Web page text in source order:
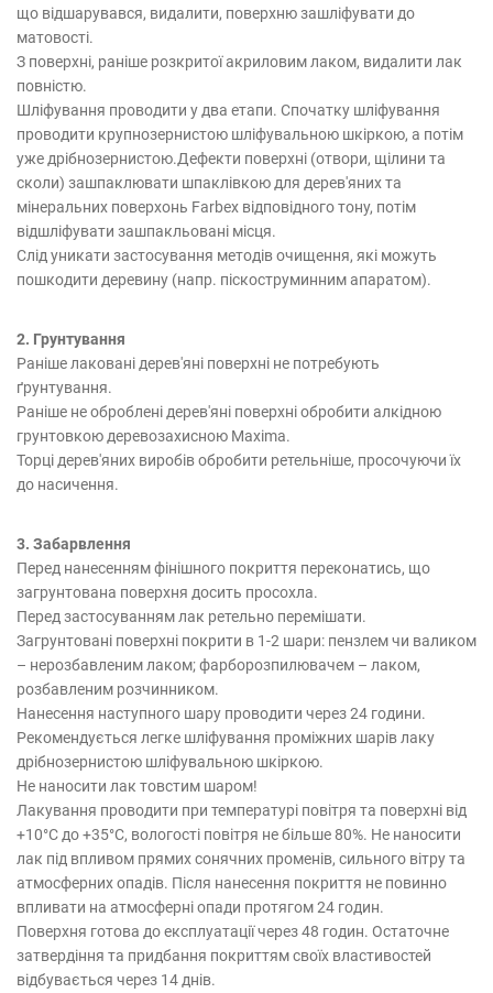
що відшарувався, видалити, поверхню зашліфувати до
матовості.
З поверхні, раніше розкритої акриловим лаком, видалити лак
повністю.
Шліфування проводити у два етапи. Спочатку шліфування
проводити крупнозернистою шліфувальною шкіркою, а потім
уже дрібнозернистою.Дефекти поверхні (отвори, щілини та
сколи) зашпаклювати шпаклівкою для дерев'яних та
мінеральних поверхонь Farbex відповідного тону, потім
відшліфувати зашпакльовані місця.
Слід уникати застосування методів очищення, які можуть
пошкодити деревину (напр. піскоструминним апаратом).
2. Грунтування
Раніше лаковані дерев'яні поверхні не потребують
ґрунтування.
Раніше не оброблені дерев'яні поверхні обробити алкідною
грунтовкою деревозахисною Maxima.
Торці дерев'яних виробів обробити ретельніше, просочуючи їх
до насичення.
3. Забарвлення
Перед нанесенням фінішного покриття переконатись, що
загрунтована поверхня досить просохла.
Перед застосуванням лак ретельно перемішати.
Загрунтовані поверхні покрити в 1-2 шари: пензлем чи валиком
– нерозбавленим лаком; фарборозпилювачем – лаком,
розбавленим розчинником.
Нанесення наступного шару проводити через 24 години.
Рекомендується легке шліфування проміжних шарів лаку
дрібнозернистою шліфувальною шкіркою.
Не наносити лак товстим шаром!
Лакування проводити при температурі повітря та поверхні від
+10°С до +35°С, вологості повітря не більше 80%. Не наносити
лак під впливом прямих сонячних променів, сильного вітру та
атмосферних опадів. Після нанесення покриття не повинно
впливати на атмосферні опади протягом 24 годин.
Поверхня готова до експлуатації через 48 годин. Остаточне
затвердіння та придбання покриттям своїх властивостей
відбувається через 14 днів.